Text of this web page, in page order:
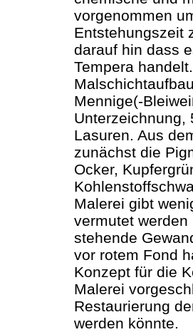
vorgenommen
Entstehungszeit
darauf hin dass
Tempera
Mennige(-
Unterzeichnung,
Lasuren. Aus
zunächst die
Ocker,
Malerei gibt
vermutet
stehende
vor rotem Fond
Konzept für die
Malerei
Restaurierung
werden könnte.